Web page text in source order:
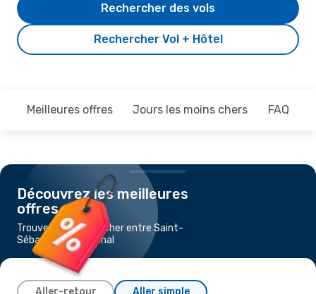
Rechercher Vol + Hôtel
Rechercher des vols
Meilleures offres Jours les moins chers FAQ
Découvrez les meilleures
offres
Trouvez un vol pas cher entre Saint-
Sébastien et Funchal
Aller-retour Aller simple